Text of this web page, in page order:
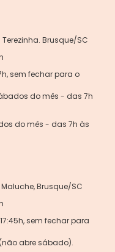
Brusque/SC
sem fechar para o
do mês - das 7h
do mês - das 7h às
Brusque/SC
sem fechar para
abre sábado).